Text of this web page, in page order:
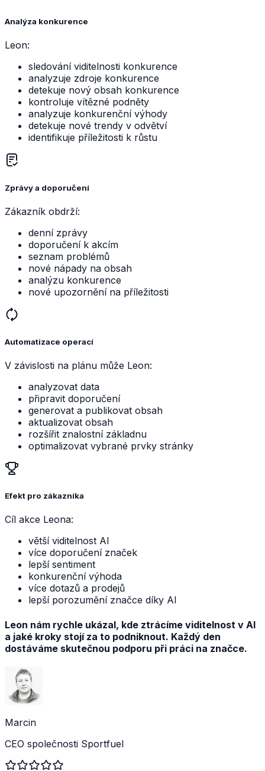
Analýza konkurence
Leon:
sledování viditelnosti konkurence
analyzuje zdroje konkurence
detekuje nový obsah konkurence
kontroluje vítězné podněty
analyzuje konkurenční výhody
detekuje nové trendy v odvětví
identifikuje příležitosti k růstu
Zprávy a doporučení
Zákazník obdrží:
denní zprávy
doporučení k akcím
seznam problémů
nové nápady na obsah
analýzu konkurence
nové upozornění na příležitosti
Automatizace operací
V závislosti na plánu může Leon:
analyzovat data
připravit doporučení
generovat a publikovat obsah
aktualizovat obsah
rozšířit znalostní základnu
optimalizovat vybrané prvky stránky
Efekt pro zákazníka
Cíl akce Leona:
větší viditelnost AI
více doporučení značek
lepší sentiment
konkurenční výhoda
více dotazů a prodejů
lepší porozumění značce díky AI
Leon nám rychle ukázal, kde ztrácíme viditelnost v AI
a jaké kroky stojí za to podniknout. Každý den
dostáváme skutečnou podporu při práci na značce.
Marcin
CEO společnosti Sportfuel